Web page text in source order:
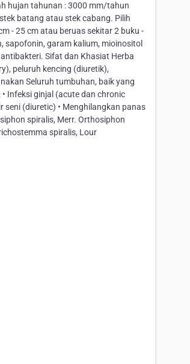
hujan tahunan : 3000 mm/tahun
batang atau stek cabang. Pilih
- 25 cm atau beruas sekitar 2 buku -
sapofonin, garam kalium, mioinositol
Sifat dan Khasiat Herba
peluruh kencing (diuretik),
Seluruh tumbuhan, baik yang
Infeksi ginjal (acute dan chronic
seni (diuretic) • Menghilangkan panas
spiralis, Merr. Orthosiphon
spiralis, Lour